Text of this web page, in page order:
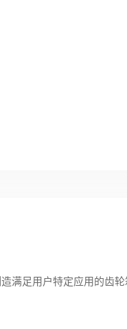
满足用户特定应用的齿轮